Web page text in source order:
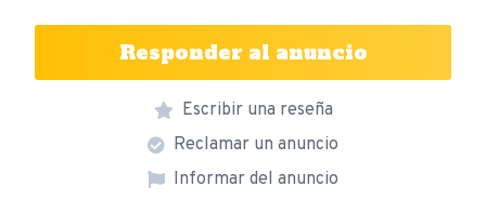
Responder al anuncio
Escribir una reseña
Reclamar un anuncio
Informar del anuncio